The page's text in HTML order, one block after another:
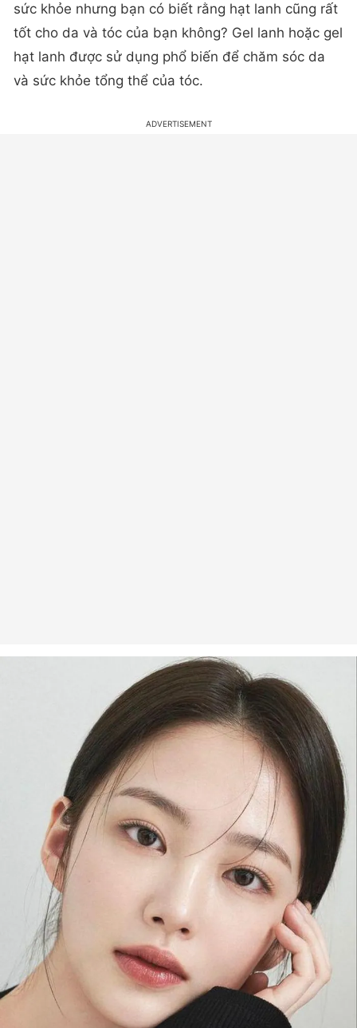
sức khỏe nhưng bạn có biết rằng hạt lanh cũng rất
tốt cho da và tóc của bạn không? Gel lanh hoặc gel
hạt lanh được sử dụng phổ biến để chăm sóc da
và sức khỏe tổng thể của tóc.